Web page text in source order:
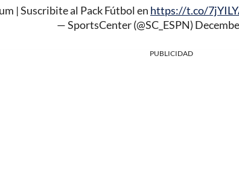
| Suscribite al Pack Fútbol en https://t.co/
— SportsCenter (@SC_ESPN)
PUBLICIDAD